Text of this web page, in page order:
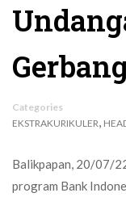
Categories
EKSTRAKURIKULER,
Balikpapan, 20/07/
program Bank